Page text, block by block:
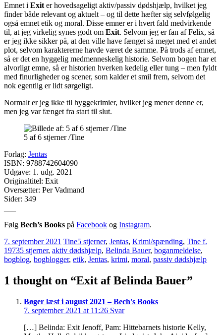
Emnet i Exit er hovedsageligt aktiv/passiv dødshjælp, hvilket jeg
finder både relevant og aktuelt – og til dette hæfter sig selvfølgelig
også emnet etik og moral. Disse emner er i hvert fald medvirkende
til, at jeg virkelig synes godt om Exit. Selvom jeg er fan af Felix, så
er jeg ikke sikker på, at den ville have fænget så meget med et andet
plot, selvom karaktererne havde været de samme. På trods af emnet,
så er det en hyggelig medmenneskelig historie. Selvom bogen har et
alvorligt emne, så er historien hverken kedelig eller tung – men fyldt
med finurligheder og scener, som kalder et smil frem, selvom det
nok egentlig er lidt sørgeligt.
Normalt er jeg ikke til hyggekrimier, hvilket jeg mener denne er,
men jeg var fænget fra start til slut.
5 af 6 stjerner /Tine
Forlag: Jentas
ISBN: 9788742604090
Udgave: 1. udg. 2021
Originaltitel: Exit
Oversætter: Per Vadmand
Sider: 349
Følg Bech’s Books på Facebook og Instagram.
7. september 2021 Tine5 stjerner, Jentas, Krimi/spænding, Tine f.
19735 stjerner, aktiv dødshjælp, Belinda Bauer, boganmeldelse,
bogblog, bogblogger, etik, Jentas, krimi, moral, passiv dødshjælp
1 thought on “Exit af Belinda Bauer”
Bøger læst i august 2021 – Bech's Books
7. september 2021 at 11:26 Svar
[…] Belinda: Exit Jenoff, Pam: Hittebarnets historie Kelly,